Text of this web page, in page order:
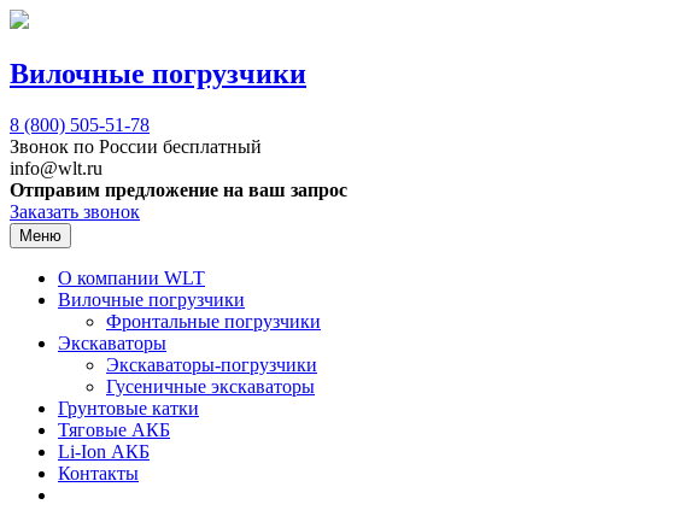
Вилочные погрузчики
8 (800) 505-51-78
Звонок по России бесплатный
info@wlt.ru
Отправим предложение на ваш запрос
Заказать звонок
Меню
О компании WLT
Вилочные погрузчики
Фронтальные погрузчики
Экскаваторы
Экскаваторы-погрузчики
Гусеничные экскаваторы
Грунтовые катки
Тяговые АКБ
Li-Ion АКБ
Контакты